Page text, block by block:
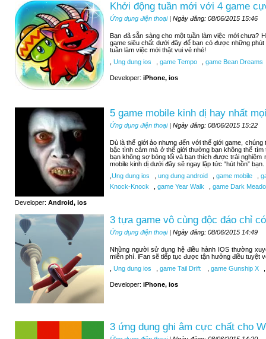
Khởi động tuần mới với 4 game
Ứng dụng điện thoại| Ngày đăng: 08/06/2015 15:46
Bạn đã sẵn sàng cho một tuần làm việc mới chưa?
game siêu chất dưới đây để bạn có được những
tuần làm việc mới thật vui vẻ nhé!
Ung dung ios game Tempo game Bean Dreams
Developer: iPhone, ios
5 game mobile kinh dị hay nhất
Ứng dụng điện thoại| Ngày đăng: 08/06/2015 15:22
Dù là thế giới ảo nhưng đến với thế giới game,
bậc tình cảm mà ở thế giới thường bạn không thể
bạn không sợ bóng tối và bạn thích được trải
mobile kinh dị dưới đây sẽ ngay lập tức “hút hồn” bạn.
Ung dung ios ung dung android game mobile
Knock-Knock
game Year Walk game Dark
Developer: Android, ios
3 tựa game vô cùng độc đáo chỉ
Ứng dụng điện thoại| Ngày đăng: 08/06/2015 14:49
Những người sử dụng hệ điều hành IOS thường
miễn phí. iFan sẽ tiếp tục được tận hưởng điều tuyệt
Ung dung ios game Tail Drift game Gunship X
Developer: iPhone, ios
3 ứng dụng ghi âm cực chất cho